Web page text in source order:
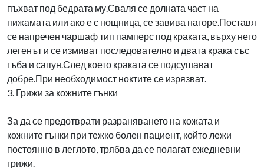
пъхват под бедрата му.Сваля се долната част на
пижамата или ако е с нощница, се завива нагоре.Поставя
се напречен чаршаф тип памперс под краката, върху него
легенът и се измиват последователно и двата крака със
гъба и сапун.След което краката се подсушават
добре.При необходимост ноктите се изрязват.
3. Грижи за кожните гънки
За да се предотврати разраняването на кожата и
кожните гънки при тежко болен пациент, който лежи
постоянно в леглото, трябва да се полагат ежедневни
грижи.